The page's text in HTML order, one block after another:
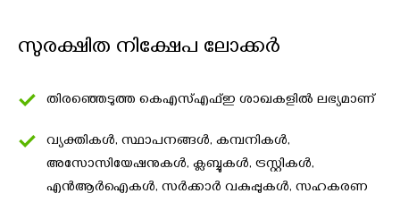
സുരക്ഷിത നിക്ഷേപ ലോക്കർ
തിരഞ്ഞെടുത്ത കെഎസ്എഫ്ഇ ശാഖകളിൽ ലഭ്യമാണ്
വ്യക്തികൾ, സ്ഥാപനങ്ങൾ, കമ്പനികൾ,
അസോസിയേഷനുകൾ, ക്ലബ്ബുകൾ, ട്രസ്റ്റികൾ,
എൻആർഐകൾ, സർക്കാർ വകുപ്പുകൾ, സഹകരണ